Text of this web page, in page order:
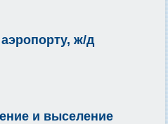
ж/д
и выселение